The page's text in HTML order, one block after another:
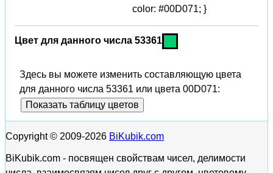
color: #00D071; }
Цвет для данного числа 53361
Здесь вы можете изменить составляющую цвета
для данного числа 53361 или цвета 00D071:
Показать таблицу цветов
Copyright © 2009-2026 BiKubik.com
BiKubik.com - посвящен свойствам чисел, делимости